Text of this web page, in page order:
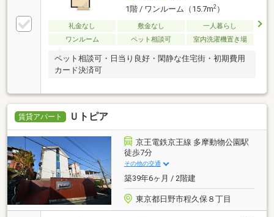
1階 / ワンルーム（15.7m2）
礼金なし 敷金なし
一人暮らし
ワンルーム
ペット相談可 室内洗濯機置き場
ペット相談可・日当り良好・閑静な住宅街・初期費用
カード決済可
賃貸アパート Ｕトピア
京王電鉄京王線 多摩動物公園駅
徒歩7分
その他の交通
築39年6ヶ月 / 2階建
東京都日野市程久保８丁目